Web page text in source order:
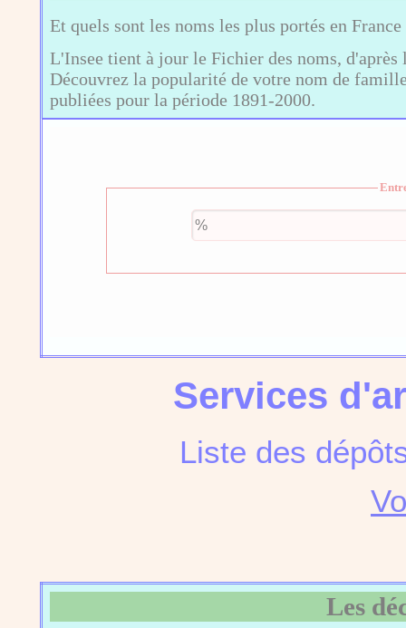
Et quels sont les noms les plus portés en
L'Insee tient à jour le Fichier des noms,
Découvrez la popularité de votre nom de
publiées pour la période 1891-2000.
Services
Liste des
Les